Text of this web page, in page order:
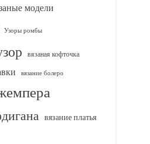
модели
Узоры ромбы
вязаная кофточка
вязание болеро
вязание платья